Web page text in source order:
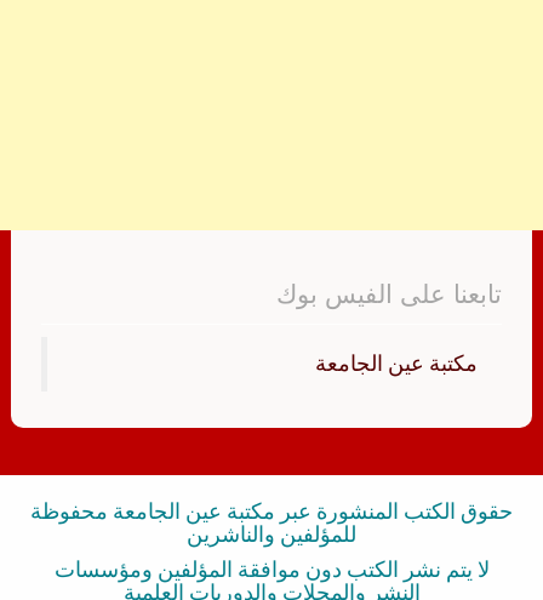
تابعنا على الفيس بوك
‏مكتبة عين الجامعة‏
حقوق الكتب المنشورة عبر مكتبة عين الجامعة محفوظة
للمؤلفين والناشرين
لا يتم نشر الكتب دون موافقة المؤلفين ومؤسسات
النشر والمجلات والدوريات العلمية